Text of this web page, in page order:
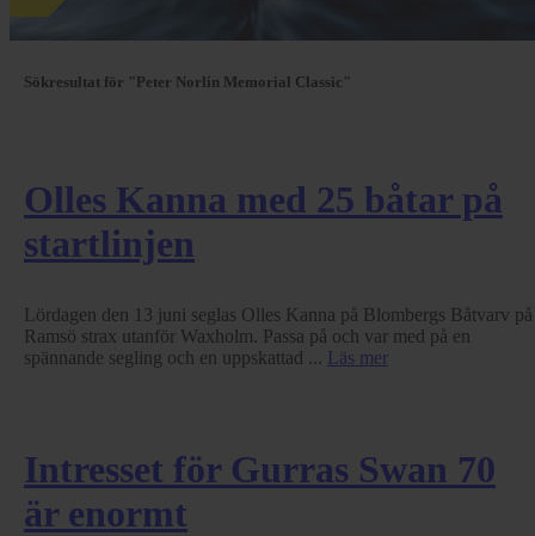
Sökresultat för "Peter Norlin Memorial Classic"
Olles Kanna med 25 båtar på
startlinjen
Lördagen den 13 juni seglas Olles Kanna på Blombergs Båtvarv på
Ramsö strax utanför Waxholm. Passa på och var med på en
spännande segling och en uppskattad ... Läs mer
Intresset för Gurras Swan 70
är enormt